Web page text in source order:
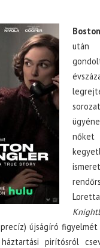
után
újságíró figyelmét
pirítósról